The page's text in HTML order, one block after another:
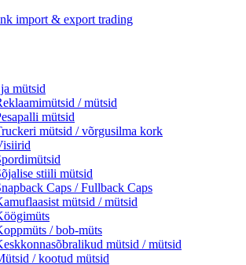
mütsid
/ mütsid
mütsid
mütsid / võrgusilma kork
stiili mütsid
Caps / Fullback Caps
mütsid / mütsid
/ bob-müts
mütsid / mütsid
/ kootud mütsid